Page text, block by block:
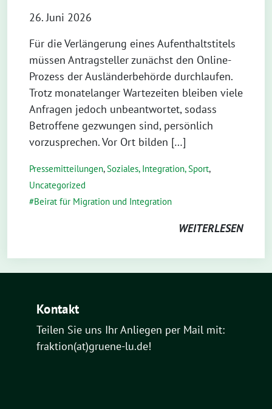
26. Juni 2026
Für die Verlängerung eines Aufenthaltstitels
müssen Antragsteller zunächst den Online-
Prozess der Ausländerbehörde durchlaufen.
Trotz monatelanger Wartezeiten bleiben viele
Anfragen jedoch unbeantwortet, sodass
Betroffene gezwungen sind, persönlich
vorzusprechen. Vor Ort bilden […]
Pressemitteilungen,Soziales, Integration, Sport,
Uncategorized
Beirat für Migration und Integration
WEITERLESEN
Kontakt
Teilen Sie uns Ihr Anliegen per Mail mit:
fraktion(at)gruene-lu.de!